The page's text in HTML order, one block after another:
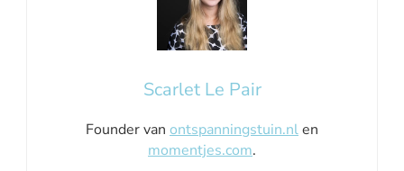
Scarlet Le Pair
Founder van ontspanningstuin.nlen
momentjes.com.